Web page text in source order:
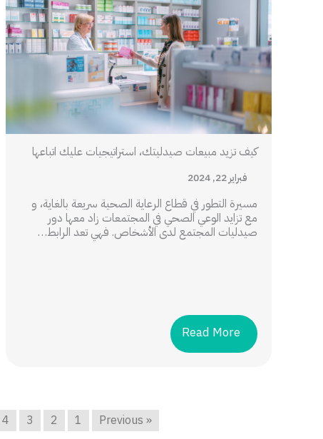
كيف تزيد مبيعات صيدليتك، استراتيجيات عليك اتباعها
فبراير 22, 2024
مسيرة التطور في قطاع الرعاية الصحية سريعة بالغاية، و
مع تزايد الوعي الصحي في المجتمعات زاد معها دور
صيدليات المجتمع لدى الأشخاص. فهي تعد الرابط…
Read More
« Previous
1
2
3
4